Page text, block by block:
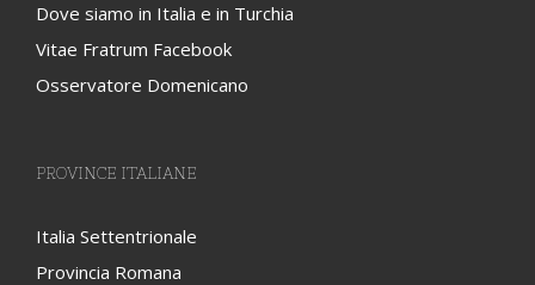
Dove siamo in Italia e in Turchia
Vitae Fratrum Facebook
Osservatore Domenicano
PROVINCE ITALIANE
Italia Settentrionale
Provincia Romana